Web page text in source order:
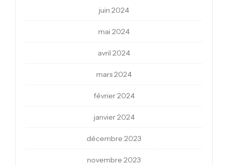
juin 2024
mai 2024
avril 2024
mars 2024
février 2024
janvier 2024
décembre 2023
novembre 2023